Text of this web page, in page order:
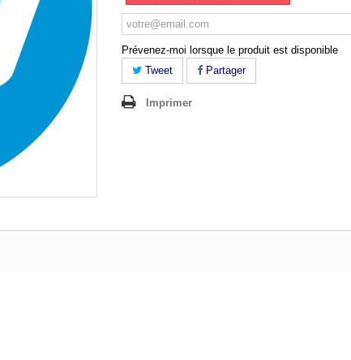
Prévenez-moi lorsque le produit est disponible
Tweet
Partager
Imprimer